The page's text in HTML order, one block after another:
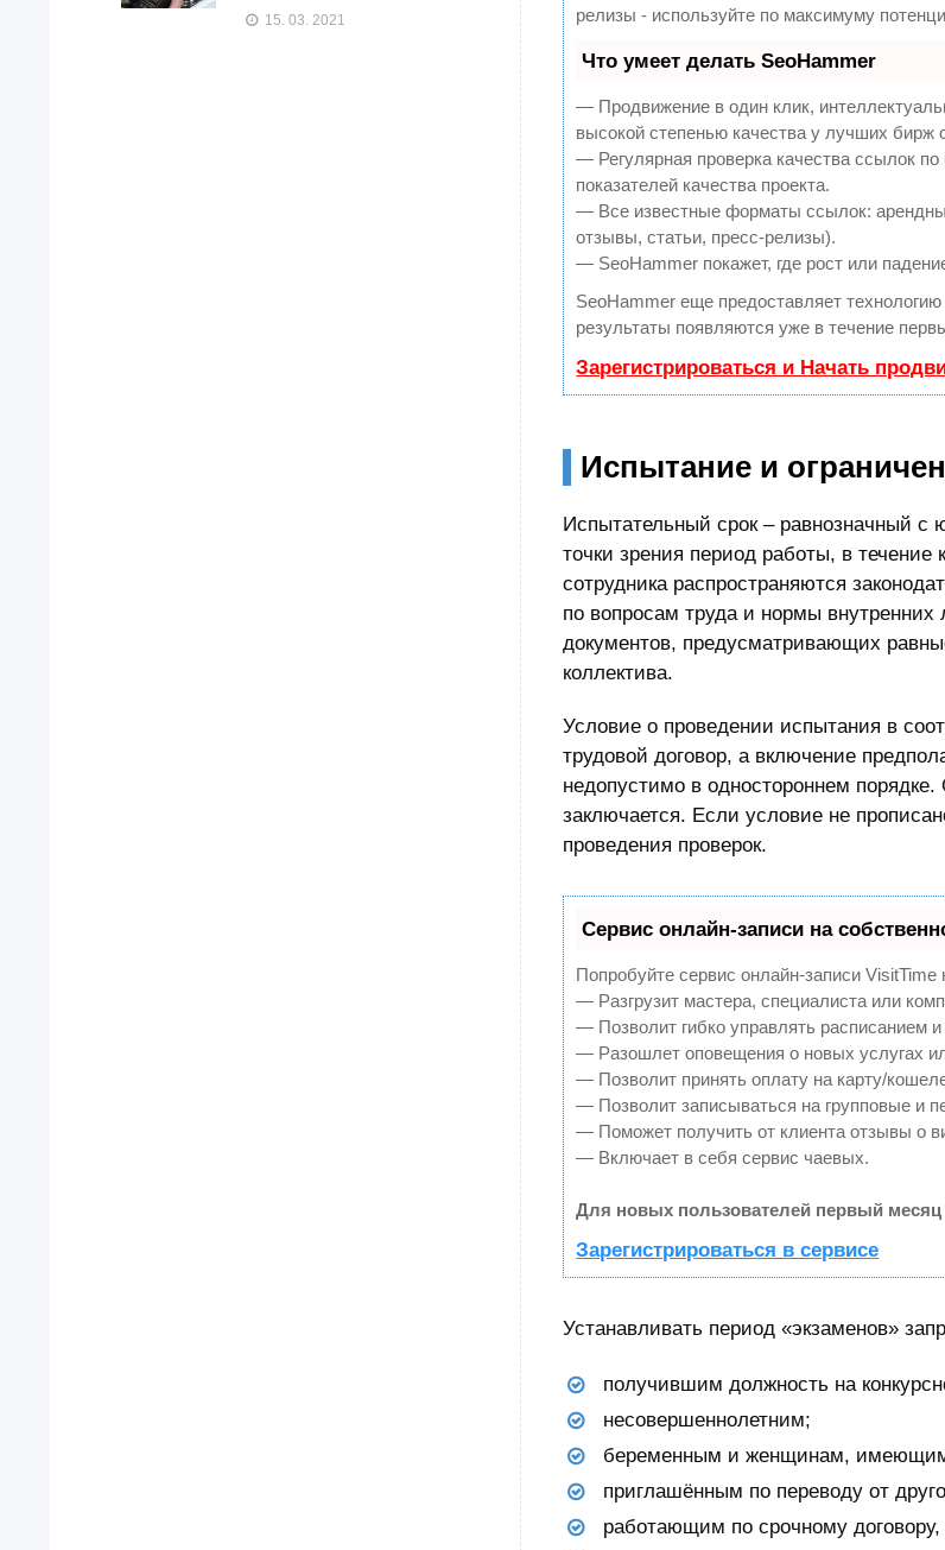
релизы - используйте по максимуму
Что умеет делать SeoHammer
— Продвижение в один клик,
высокой степенью качества у лучших бирж
— Регулярная проверка качества ссылок
показателей качества проекта.
— Все известные форматы ссылок:
отзывы, статьи, пресс-релизы).
— SeoHammer покажет, где рост или
SeoHammer еще предоставляет технологию
результаты появляются уже в течение
Зарегистрироваться и Начать
Испытание и
Испытательный срок – равнозначный с
точки зрения период работы, в течение
сотрудника распространяются
по вопросам труда и нормы внутренних
документов, предусматривающих
коллектива.
Условие о проведении испытания в
трудовой договор, а включение
недопустимо в одностороннем
заключается. Если условие не
проведения проверок.
Сервис онлайн-записи на
Попробуйте сервис онлайн-записи VisitTime
— Разгрузит мастера, специалиста или
— Позволит гибко управлять расписанием и
— Разошлет оповещения о новых услугах
— Позволит принять оплату на карту/
— Позволит записываться на групповые и
— Поможет получить от клиента отзывы о
— Включает в себя сервис чаевых.
Для новых пользователей первый месяц
Зарегистрироваться в сервисе
Устанавливать период «экзаменов»
получившим должность на
несовершеннолетним;
беременным и женщинам, имеющим
приглашённым по переводу от
работающим по срочному
15. 03. 2021